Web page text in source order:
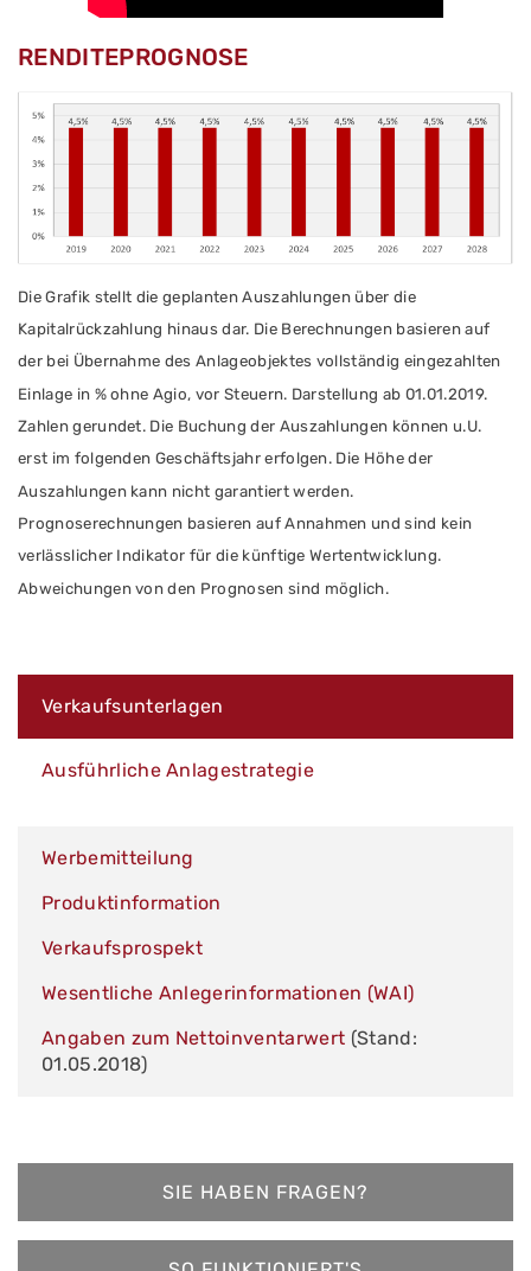
RENDITEPROGNOSE
Die Grafik stellt die geplanten Auszahlungen über die
Kapitalrückzahlung hinausdar. Die Berechnungen basieren auf
der bei Übernahme des Anlageobjektes vollständig eingezahlten
Einlage in % ohne Agio, vor Steuern. Darstellung ab 01.01.2019.
Zahlen gerundet. Die Buchung der Auszahlungen können u.U.
erst im folgenden Geschäftsjahr erfolgen. Die Höhe der
Auszahlungen kann nicht garantiert werden.
Prognoserechnungen basieren auf Annahmen und sind kein
verlässlicher Indikator für die künftige Wertentwicklung.
Abweichungen von den Prognosen sind möglich.
Verkaufsunterlagen
Ausführliche Anlagestrategie
Werbemitteilung
Produktinformation
Verkaufsprospekt
Wesentliche Anlegerinformationen (WAI)
Angaben zum Nettoinventarwert (Stand:
01.05.2018)
SIE HABEN FRAGEN?